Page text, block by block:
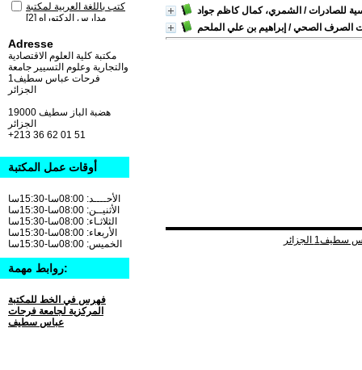
للصادرات/ الشمري، كمال كاظم جواد
الصرف الصحي/ إبراهيم بن علي الملحم
كتب باللغة العربية لمكتبة
مدارس الدكتوراه [2]
لمكتبة الكلية[1]
كتب باللغة الفرنسية
لمكتبة مدارس الدكتوراه
[2]
Adresse
مكتبة كلية العلوم الاقتصادية
والتجارية وعلوم التسيير جامعة
فرحات عباس سطيف1
الجزائر
19000 هضبة الباز سطيف
+213 36 62 01 51
أوقات عمل المكتبة
الأحــــد: 08:00سا-15:30سا
الأثنيــن: 08:00سا-15:30سا
الثلاثـاء: 08:00سا-15:30سا
الأربعاء: 08:00سا-15:30سا
الخميس: 08:00سا-15:30سا
روابط مهمة:
فهرس في الخط للمكتبة
المركزية لجامعة فرحات
عباس سطيف